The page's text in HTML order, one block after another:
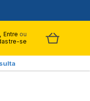
Entre ou
se